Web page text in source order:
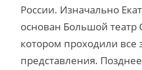
России. Изначально
основан Большой театр
котором проходили все
представления.